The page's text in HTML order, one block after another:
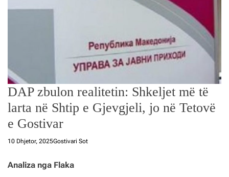
DAP zbulon realitetin: Shkeljet më të
larta në Shtip e Gjevgjeli, jo në Tetovë
e Gostivar
10 Dhjetor, 2025Gostivari Sot
Analiza nga Flaka